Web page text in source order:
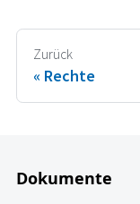
Zurück
Rechte
Dokumente